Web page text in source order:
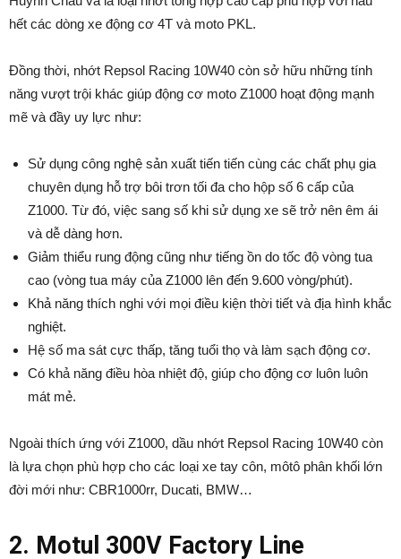
hết các dòng xe động cơ 4T và moto PKL.
Đồng thời, nhớt Repsol Racing 10W40 còn sở hữu những tính
năng vượt trội khác giúp động cơ moto Z1000 hoạt động mạnh
mẽ và đầy uy lực như:
Sử dụng công nghệ sản xuất tiến tiến cùng các chất phụ gia
chuyên dụng hỗ trợ bôi trơn tối đa cho hộp số 6 cấp của
Z1000. Từ đó, việc sang số khi sử dụng xe sẽ trở nên êm ái
và dễ dàng hơn.
Giảm thiểu rung động cũng như tiếng ồn do tốc độ vòng tua
cao (vòng tua máy của Z1000 lên đến 9.600 vòng/phút).
Khả năng thích nghi với mọi điều kiện thời tiết và địa hình khắc
nghiệt.
Hệ số ma sát cực thấp, tăng tuổi thọ và làm sạch động cơ.
Có khả năng điều hòa nhiệt độ, giúp cho động cơ luôn luôn
mát mẻ.
Ngoài thích ứng với Z1000, dầu nhớt Repsol Racing 10W40 còn
là lựa chọn phù hợp cho các loại xe tay côn, môtô phân khối lớn
đời mới như: CBR1000rr, Ducati, BMW…
2. Motul 300V Factory Line